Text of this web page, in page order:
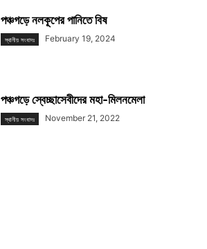
পঞ্চগড়ে নলকূপের পানিতে বিষ
স্থানীয় সংবাদঃ February 19, 2024
পঞ্চগড়ে স্বেচ্ছাসেবীদের মহা-মিলনমেলা
স্থানীয় সংবাদঃ November 21, 2022